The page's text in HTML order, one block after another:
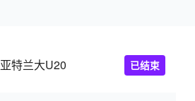
亚特兰大U20 已结束